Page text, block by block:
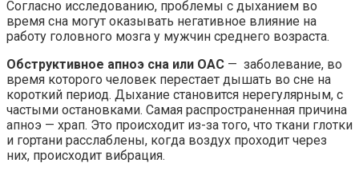
Согласно исследованию, проблемы с дыханием во
время сна могут оказывать негативное влияние на
работу головного мозга у мужчин среднего возраста.
Обструктивное апноэ сна или ОАС — заболевание, во
время которого человек перестает дышать во сне на
короткий период. Дыхание становится нерегулярным, с
частыми остановками. Самая распространенная причина
апноэ — храп. Это происходит из-за того, что ткани глотки
и гортани расслаблены, когда воздух проходит через
них, происходит вибрация.